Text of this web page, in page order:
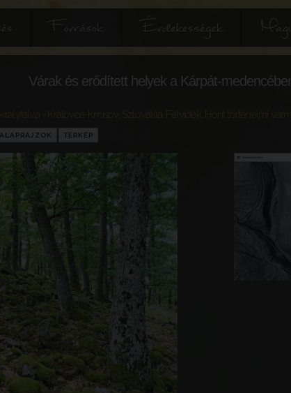
Források Érdekességek
Várak és erődített helyek a Kárpát-
- Kráľovce-Krnišov Szlovákia Hont történelmi
ALAPRAJZOK TÉRKÉP